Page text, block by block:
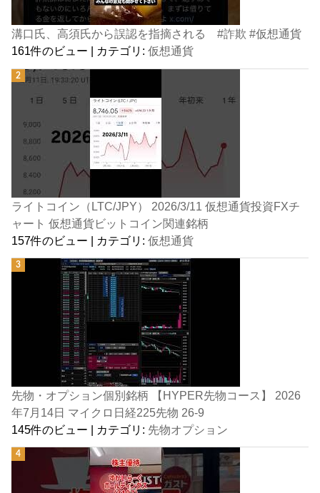
溝口氏、高須氏から誤認を指摘される #詐欺 #仮想通貨
161件のビュー
カテゴリ:仮想通貨
ライトコイン（LTC/JPY） 2026/3/11 仮想通貨投資FXチ
ャート 仮想通貨ビットコイン関連銘柄
157件のビュー | カテゴリ:仮想通貨
先物・オプション個別銘柄 【HYPER先物コース】 2026
年7月14日 マイクロ日経225先物 26-9
145件のビュー | カテゴリ: 先物オプション